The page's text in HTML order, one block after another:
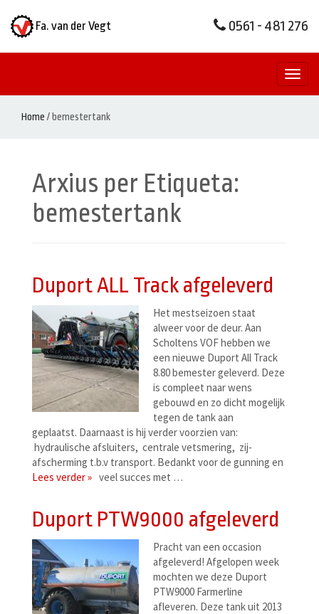
Fa. van der Vegt 0561 - 481 276
Home /bemestertank
Arxius per Etiqueta:
bemestertank
Duport ALL Track afgeleverd
Het mestseizoen staat
alweer voor de deur. Aan
Scholtens VOF hebben we
een nieuwe Duport All Track
8.80 bemester geleverd. Deze
is compleet naar wens
gebouwd en zo dicht mogelijk
tegen de tank aan
geplaatst. Daarnaast is hij verder voorzien van:
hydraulische afsluiters, centrale vetsmering, zij-
afscherming t.b.v transport. Bedankt voor de gunning en
veel succes met …
Lees verder »
Duport PTW9000 afgeleverd
Pracht van een occasion
afgeleverd! Afgelopen week
mochten we deze Duport
PTW9000 Farmerline
afleveren. Deze tank uit 2013